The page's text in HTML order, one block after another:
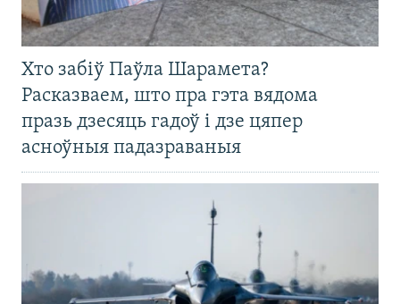
Хто забіў Паўла Шарамета?
Расказваем, што пра гэта вядома
празь дзесяць гадоў і дзе цяпер
асноўныя падазраваныя